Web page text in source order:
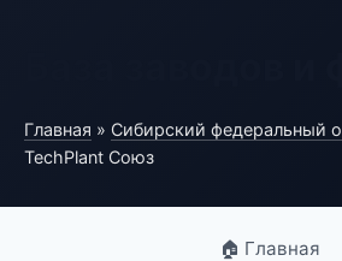
Главная » Сибирский федеральный
TechPlant Союз
🏠 Главная